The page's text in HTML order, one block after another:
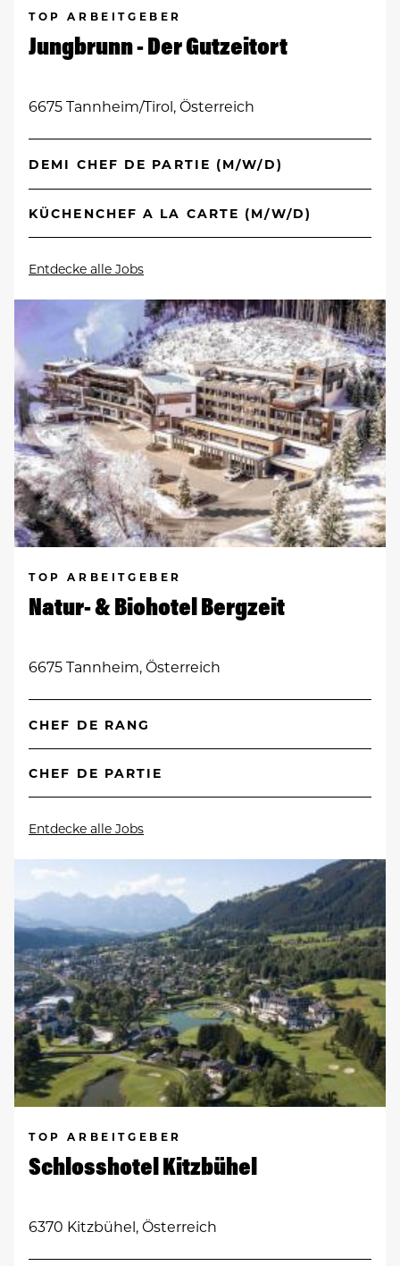
TOP ARBEITGEBER
Jungbrunn - Der Gutzeitort
6675 Tannheim/Tirol, Österreich
DEMI CHEF DE PARTIE (M/W/D)
KÜCHENCHEF A LA CARTE (M/W/D)
Entdecke alle Jobs
TOP ARBEITGEBER
Natur- & Biohotel Bergzeit
6675 Tannheim, Österreich
CHEF DE RANG
CHEF DE PARTIE
Entdecke alle Jobs
TOP ARBEITGEBER
Schlosshotel Kitzbühel
6370 Kitzbühel, Österreich